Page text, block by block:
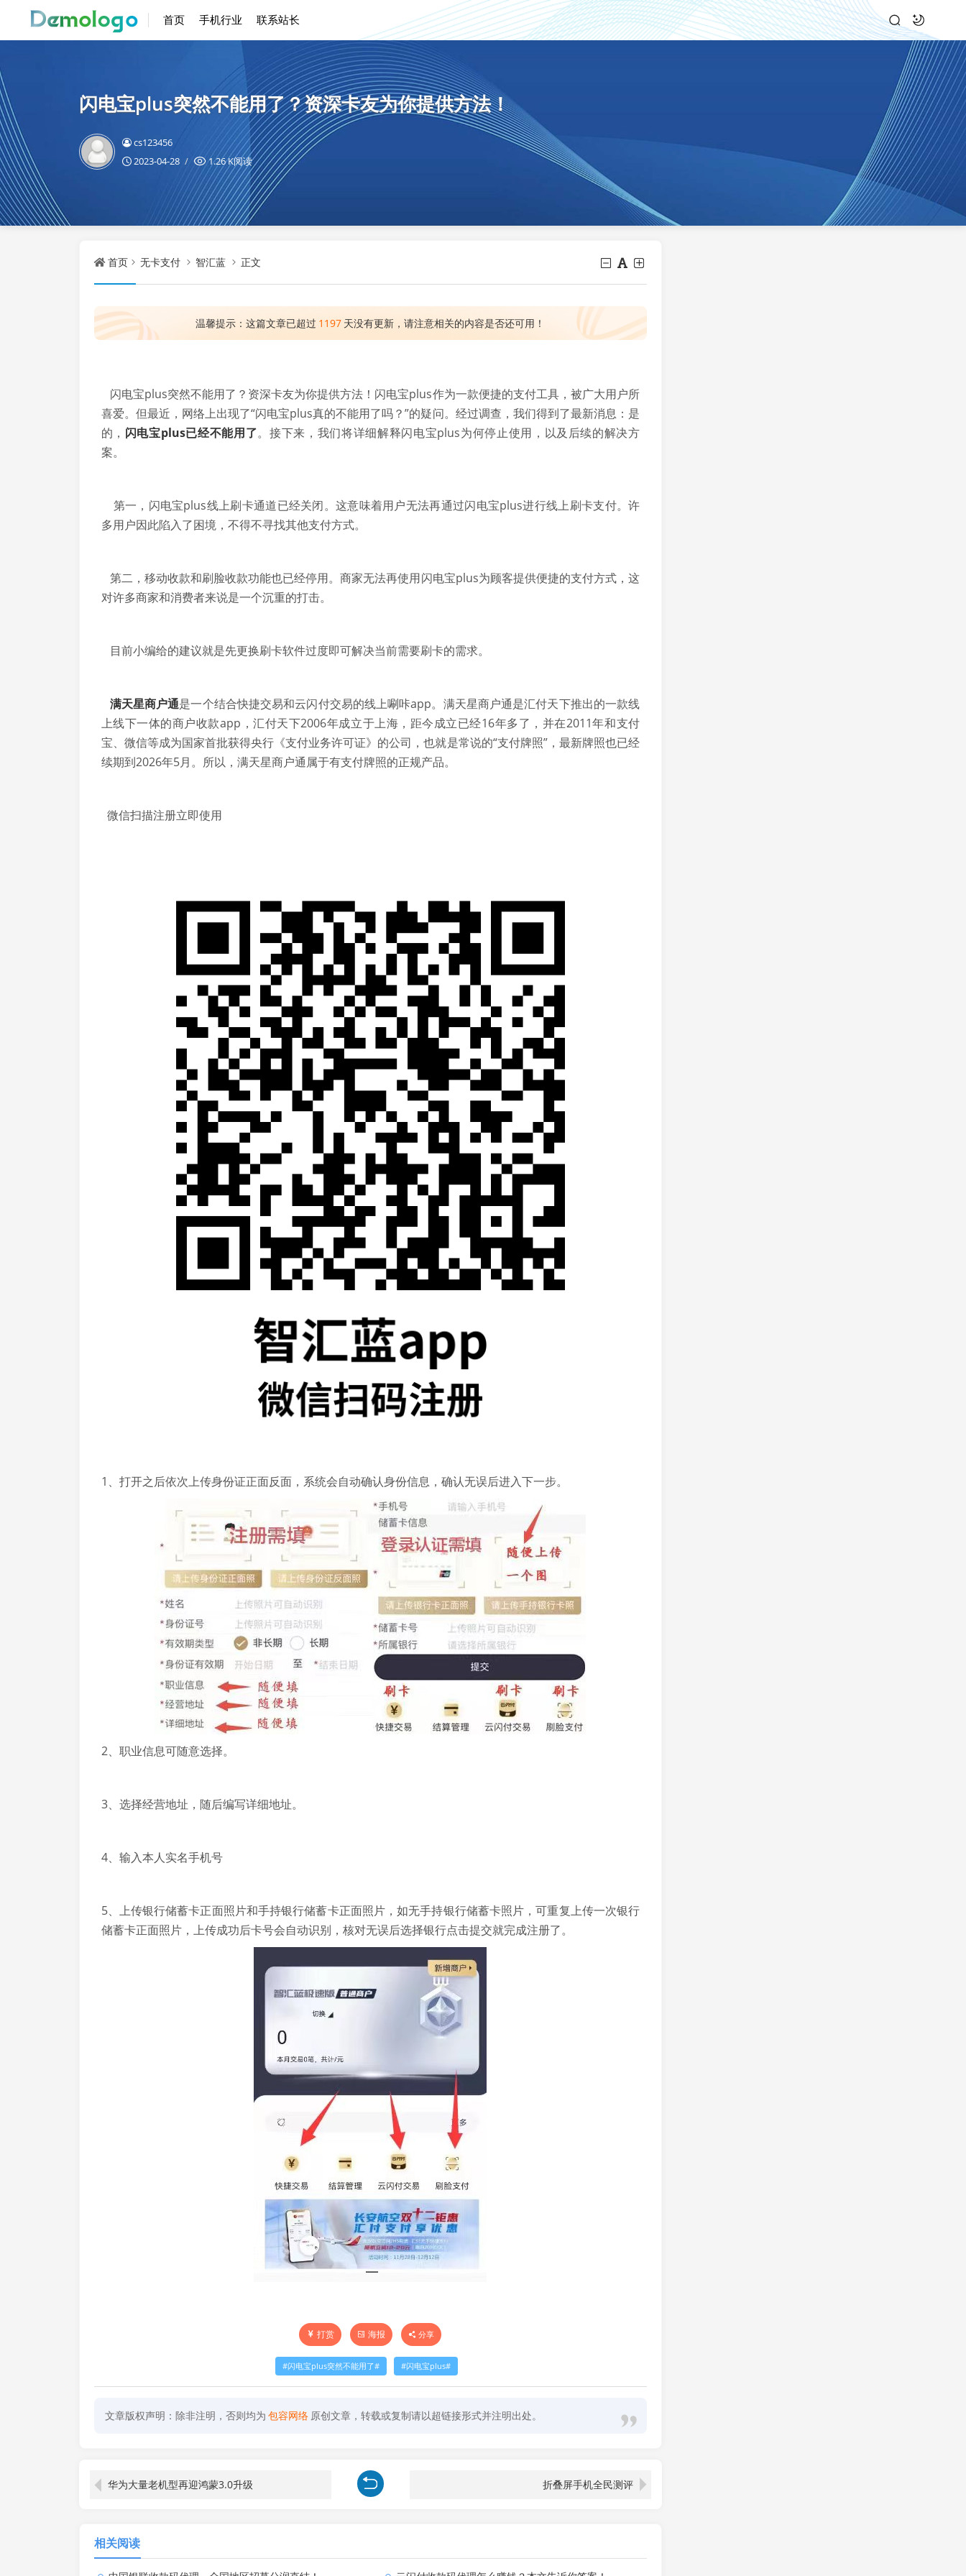
首页 手机行业 联系站长
闪电宝plus突然不能用了？资深卡友为你提供方法！
cs123456
2023-04-28
1.26 K阅读
首页 无卡支付 智汇蓝 正文
温馨提示：这篇文章已超过 1197 天没有更新，请注意相关的内容是否还可用！
闪电宝plus突然不能用了？资深卡友为你提供方法！闪电宝plus作为一款便捷的支付工具，被广大用户所
喜爱。但最近，网络上出现了“闪电宝plus真的不能用了吗？”的疑问。经过调查，我们得到了最新消息：是
的， 闪电宝plus已经不能用了。接下来，我们将详细解释闪电宝plus为何停止使用，以及后续的解决方
案。
第一，闪电宝plus线上刷卡通道已经关闭。这意味着用户无法再通过闪电宝plus进行线上刷卡支付。许
多用户因此陷入了困境，不得不寻找其他支付方式。
第二，移动收款和刷脸收款功能也已经停用。商家无法再使用闪电宝plus为顾客提供便捷的支付方式，这
对许多商家和消费者来说是一个沉重的打击。
目前小编给的建议就是先更换刷卡软件过度即可解决当前需要刷卡的需求。
满天星商户通是一个结合快捷交易和云闪付交易的线上唰咔app。满天星商户通是汇付天下推出的一款线
上线下一体的商户收款app，汇付天下2006年成立于上海，距今成立已经16年多了，并在2011年和支付
宝、微信等成为国家首批获得央行《支付业务许可证》的公司，也就是常说的“支付牌照”，最新牌照也已经
续期到2026年5月。所以，满天星商户通属于有支付牌照的正规产品。
微信扫描注册立即使用
1、打开之后依次上传身份证正面反面，系统会自动确认身份信息，确认无误后进入下一步。
2、职业信息可随意选择。
3、选择经营地址，随后编写详细地址。
4、输入本人实名手机号
5、上传银行储蓄卡正面照片和手持银行储蓄卡正面照片，如无手持银行储蓄卡照片，可重复上传一次银行
储蓄卡正面照片，上传成功后卡号会自动识别，核对无误后选择银行点击提交就完成注册了。
打赏 海报 分享
闪电宝plus突然不能用了 闪电宝plus
文章版权声明：除非注明，否则均为 包容网络 原创文章，转载或复制请以超链接形式并注明出处。
华为大量老机型再迎鸿蒙3.0升级 折叠屏手机全民测评
相关阅读